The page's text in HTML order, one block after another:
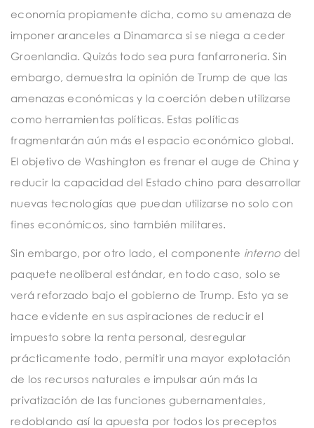
economía propiamente dicha, como su amenaza de
imponer aranceles a Dinamarca si se niega a ceder
Groenlandia. Quizás todo sea pura fanfarronería. Sin
embargo, demuestra la opinión de Trump de que las
amenazas económicas y la coerción deben utilizarse
como herramientas políticas. Estas políticas
fragmentarán aún más el espacio económico global.
El objetivo de Washington es frenar el auge de China y
reducir la capacidad del Estado chino para desarrollar
nuevas tecnologías que puedan utilizarse no solo con
fines económicos, sino también militares.
Sin embargo, por otro lado, el componente interno del
paquete neoliberal estándar, en todo caso, solo se
verá reforzado bajo el gobierno de Trump. Esto ya se
hace evidente en sus aspiraciones de reducir el
impuesto sobre la renta personal, desregular
prácticamente todo, permitir una mayor explotación
de los recursos naturales e impulsar aún más la
privatización de las funciones gubernamentales,
redoblando así la apuesta por todos los preceptos